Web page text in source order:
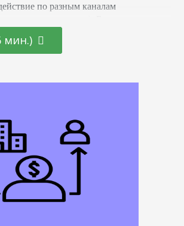
по разным каналам
кампания будет неполноценной.
от бюджета вашей рекламы, целей,
за рамки контекстной рекламы.
мин.)